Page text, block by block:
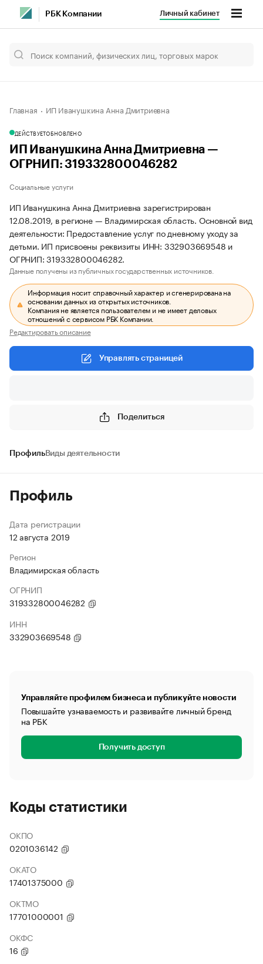
РБК Компании Личный кабинет
Главная ИП Иванушкина Анна Дмитриевна
ДЕЙСТВУЕТОБНОВЛЕНО
ИП Иванушкина Анна Дмитриевна —
ОГРНИП: 319332800046282
Социальные услуги
ИП Иванушкина Анна Дмитриевна зарегистрирован
12.08.2019, в регионе — Владимирская область. Основной вид
деятельности: Предоставление услуг по дневному уходу за
детьми. ИП присвоены реквизиты ИНН: 332903669548 и
ОГРНИП: 319332800046282.
Данные получены из публичных государственных источников.
Информация носит справочный характер и сгенерирована на
основании данных из открытых источников.
Компания не является пользователем и не имеет деловых
отношений с сервисом РБК Компании.
Редактировать описание
Управлять страницей
Поделиться
ПрофильВиды деятельности
Профиль
Дата регистрации
12 августа 2019
Регион
Владимирская область
ОГРНИП
319332800046282
ИНН
332903669548
Управляйте профилем бизнеса и публикуйте новости
Повышайте узнаваемость и развивайте личный бренд
на РБК
Получить доступ
Коды статистики
ОКПО
0201036142
ОКАТО
17401375000
ОКТМО
17701000001
ОКФС
16